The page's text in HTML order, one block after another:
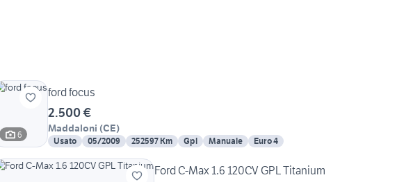
6
ford focus
2.500 €
Maddaloni (CE)
Usato 05/2009 252597 Km Gpl Manuale Euro 4
Ford C-Max 1.6 120CV GPL Titanium